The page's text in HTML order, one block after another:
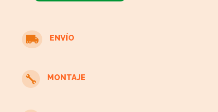
cajón
turquesa
 ENVÍO
 MONTAJE